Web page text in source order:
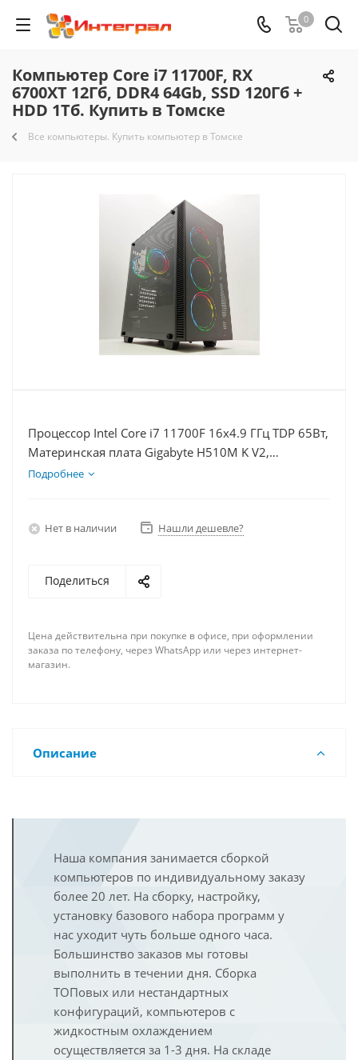
0
Компьютер Core i7 11700F, RX
6700XT 12Гб, DDR4 64Gb, SSD 120Гб +
HDD 1Тб. Купить в Томске
Все компьютеры. Купить компьютер в Томске
Процессор Intel Core i7 11700F 16x4.9 ГГц TDP 65Вт,
Материнская плата Gigabyte H510M K V2,
Видеокарта RX 6700XT 12Гб, Память DDR4 64Gb,
Подробнее
Нет в наличии Нашли дешевле?
Поделиться
Цена действительна при покупке в офисе, при оформлении
заказа по телефону, через WhatsApp или через интернет-
магазин.
Описание
Наша компания занимается сборкой
компьютеров по индивидуальному заказу
более 20 лет. На сборку, настройку,
установку базового набора программ у
нас уходит чуть больше одного часа.
Большинство заказов мы готовы
выполнить в течении дня. Сборка
ТОПовых или нестандартных
конфигураций, компьютеров с
жидкостным охлаждением
осуществляется за 1-3 дня. На складе